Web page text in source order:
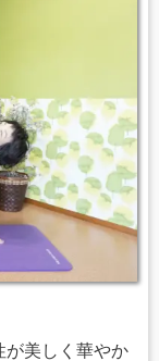
が美しく華やか